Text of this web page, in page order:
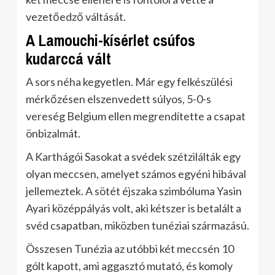
vezetőedző váltását.
A Lamouchi-kísérlet csúfos
kudarccá vált
A sors néha kegyetlen. Már egy felkészülési
mérkőzésen elszenvedett súlyos, 5-0-s
vereség Belgium ellen megrendítette a csapat
önbizalmát.
A Karthágói Sasokat a svédek szétzilálták egy
olyan meccsen, amelyet számos egyéni hibával
jellemeztek. A sötét éjszaka szimbóluma Yasin
Ayari középpályás volt, aki kétszer is betalált a
svéd csapatban, miközben tunéziai származású.
Összesen Tunézia az utóbbi két meccsén 10
gólt kapott, ami aggasztó mutató, és komoly